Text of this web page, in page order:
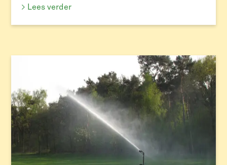
zijn. Het ideale maaimoment is wanneer bij de
> Lees verder